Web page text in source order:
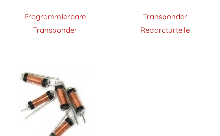
Programmierbare
Transponder
Transponder
Reparaturteile